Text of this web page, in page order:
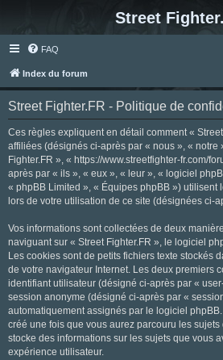
Street
FAQ
Index du forum
Street Fighter.FR - Politique de
Ces règles expliquent en détail comment «
affiliées (désignés ci-après par « nous », « notre
Fighter.FR », « https://www.streetfighter-fr.com/
après par « ils », « eux », « leur », « logiciel
« phpBB Limited », « Équipes phpBB ») utilisent
lors de votre utilisation de ce site (désignées ci-
Vos informations sont collectées de deux
naviguant sur « Street Fighter.FR », le logiciel
Les cookies sont de petits fichiers texte stockés
de votre navigateur Internet. Les deux premiers
identifiant utilisateur (désigné ci-après par «
session anonyme (désigné ci-après par «
automatiquement assignés par le logiciel
créé une fois que vous aurez parcouru les sujets
stocke des informations sur les sujets que vous
expérience utilisateur.